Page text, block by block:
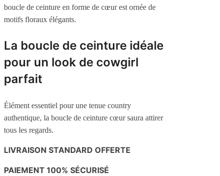
boucle de ceinture en forme de cœur est ornée de
motifs floraux élégants.
La boucle de ceinture idéale
pour un look de cowgirl
parfait
Élément essentiel pour une tenue country
authentique, la boucle de ceinture cœur saura attirer
tous les regards.
LIVRAISON STANDARD OFFERTE
PAIEMENT 100% SÉCURISÉ